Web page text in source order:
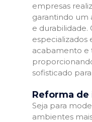
empresas
garantindo um
e durabilidade.
especializados
acabamento e
sofisticado
Reforma
Seja para
ambientes